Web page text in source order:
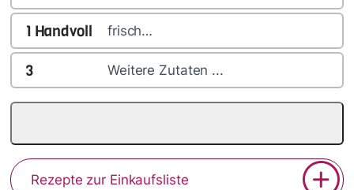
1 Handvoll frisch…
3 Weitere Zutaten ...
Rezepte zur Einkaufsliste